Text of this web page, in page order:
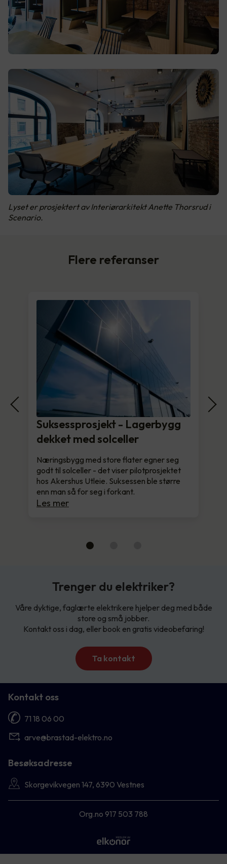
Lyset er prosjektert av Interiørarkitekt Anette Thorsrud i
Scenario.
Flere referanser
Suksessprosjekt - Lagerbygg
dekket med solceller
Næringsbygg med store flater egner seg
godt til solceller - det viser pilotprosjektet
hos Akershus Utleie. Suksessen ble større
enn man så for seg i forkant.
Les mer
Trenger du elektriker?
Våre dyktige, faglærte elektrikere hjelper deg med både
store og små jobber.
Kontakt oss i dag, eller book en gratis videobefaring!
Ta kontakt
Kontakt oss
71 18 06 00
arve@brastad-elektro.no
Besøksadresse
Skorgevikvegen 147, 6390 Vestnes
Org.no 917 503 788